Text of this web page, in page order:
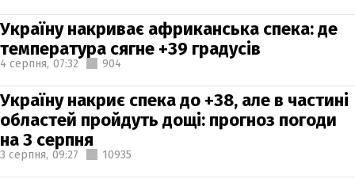
Україну накриває африканська спека: де
температура сягне +39 градусів
4 серпня, 07:32 904
Україну накриє спека до +38, але в частині
областей пройдуть дощі: прогноз погоди
на 3 серпня
3 серпня, 09:27 10935